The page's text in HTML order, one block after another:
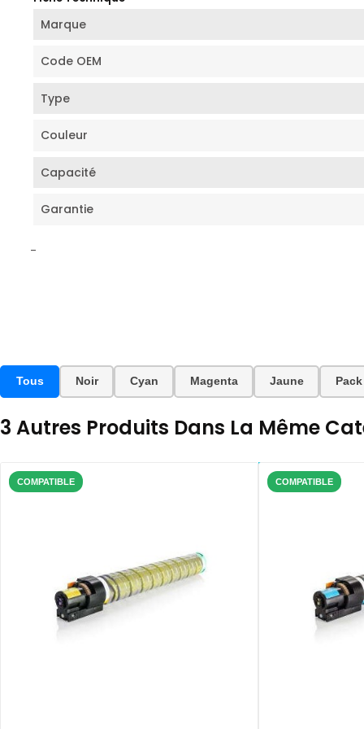
Marque
Code OEM
Type
Couleur
Capacité
Garantie
-
Tous Noir Cyan Magenta Jaune Pack
3 Autres Produits Dans La Même
COMPATIBLE COMPATIBLE